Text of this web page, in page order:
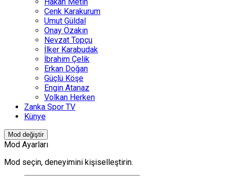
Cenk Karakurum
Umut Güldal
Onay Özakın
Nevzat Topçu
İlker Karabudak
İbrahim Çelik
Erkan Doğan
Güçlü Köşe
Engin Atanaz
Volkan Herken
Zanka Spor TV
Künye
Mod değiştir
Mod Ayarları
Mod seçin, deneyimini kişiselleştirin.